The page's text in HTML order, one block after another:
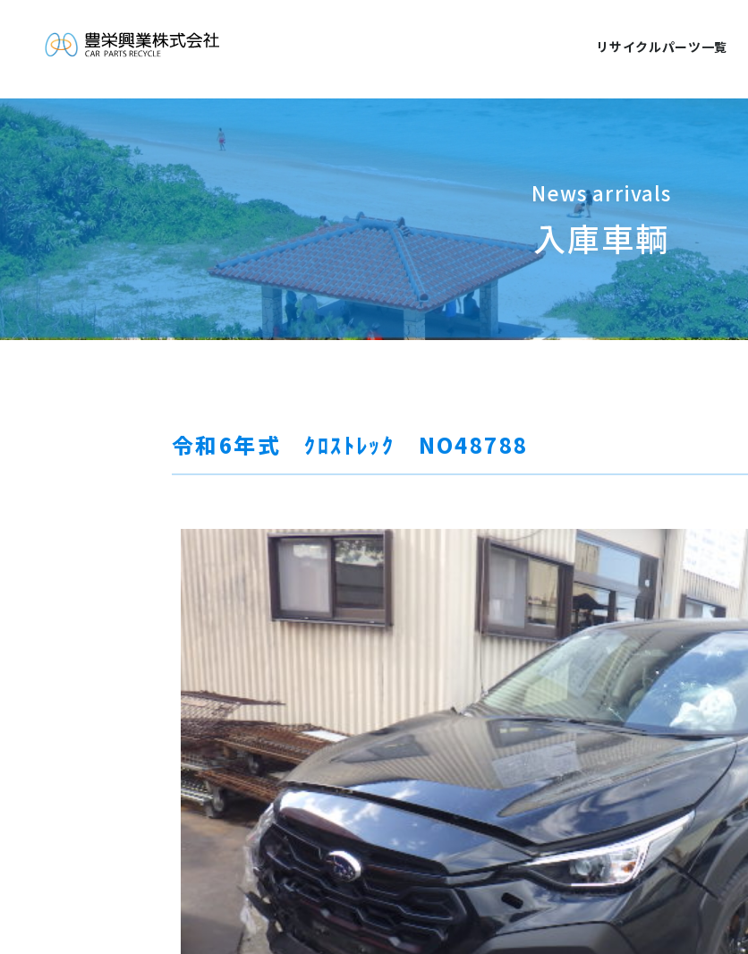
リサイクルパーツ一覧
News arrivals
入庫車輌
令和6年式 ｸﾛｽﾄﾚｯｸ NO48788